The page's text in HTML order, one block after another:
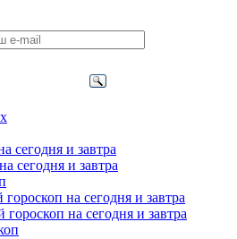
сегодня и завтра
сегодня и завтра
на сегодня и завтра
на сегодня и завтра